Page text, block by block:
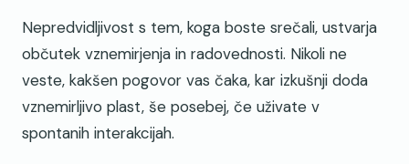
Nepredvidljivost s tem, koga boste srečali, ustvarja
občutek vznemirjenja in radovednosti. Nikoli ne
veste, kakšen pogovor vas čaka, kar izkušnji doda
vznemirljivo plast, še posebej, če uživate v
spontanih interakcijah.